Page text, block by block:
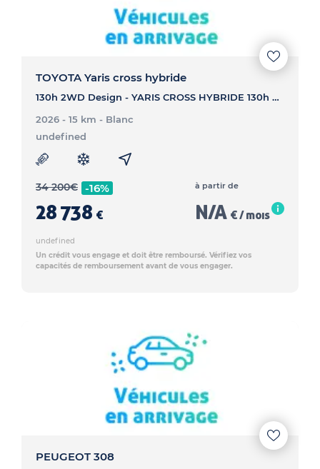
TOYOTA Yaris cross hybride
130h 2WD Design - YARIS CROSS HYBRIDE 130h 2WD Design
2026 - 15 km - Blanc
undefined
34 200€ -16%
28 738 €
à partir de
N/A € / mois
undefined
Un crédit vous engage et doit être remboursé. Vérifiez vos
capacités de remboursement avant de vous engager.
PEUGEOT 308